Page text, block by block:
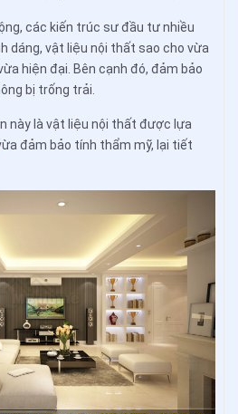
các kiến trúc sư đầu tư nhiều
dáng, vật liệu nội thất sao cho vừa
hiện đại. Bên cạnh đó, đảm bảo
bị trống trải.
này là vật liệu nội thất được lựa
đảm bảo tính thẩm mỹ, lại tiết